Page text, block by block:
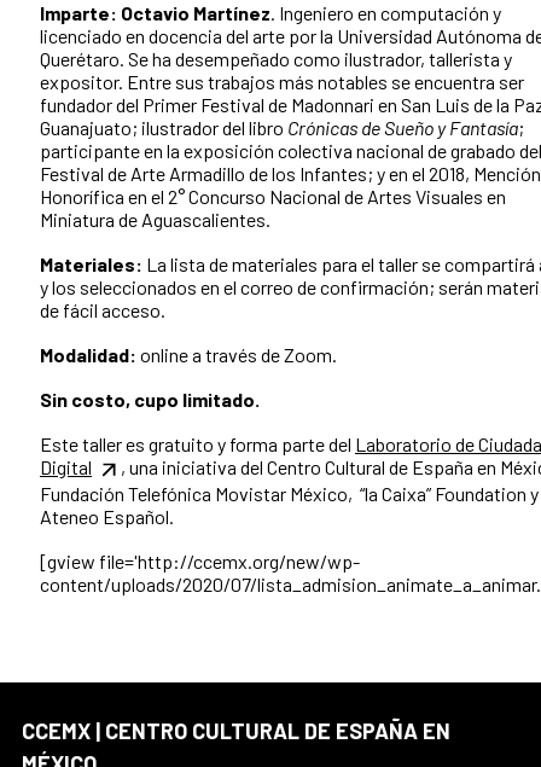
Imparte: Octavio Martínez. Ingeniero en computación y
licenciado en docencia del arte por la Universidad Autónoma
Querétaro. Se ha desempeñado como ilustrador, tallerista y
expositor. Entre sus trabajos más notables se encuentra ser
fundador del Primer Festival de Madonnari en San Luis de la
Guanajuato; ilustrador del libro Crónicas de Sueño y Fantasía;
participante en la exposición colectiva nacional de grabado del
Festival de Arte Armadillo de los Infantes; y en el 2018, Mención
Honorífica en el 2° Concurso Nacional de Artes Visuales en
Miniatura de Aguascalientes.
Materiales: La lista de materiales para el taller se compartirá
y los seleccionados en el correo de confirmación; serán
de fácil acceso.
Modalidad: online a través de Zoom.
Sin costo, cupo limitado.
Este taller es gratuito y forma parte del Laboratorio de
Digital
, una iniciativa del Centro Cultural de España en
Fundación Telefónica Movistar México, “la Caixa” Foundation y
Ateneo Español.
[gview file='http://ccemx.org/new/wp-
content/uploads/2020/07/
CCEMX | CENTRO CULTURAL DE ESPAÑA EN